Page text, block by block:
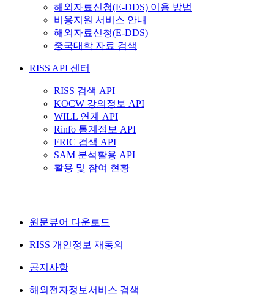
해외자료신청(E-DDS) 이용 방법
비용지원 서비스 안내
해외자료신청(E-DDS)
중국대학 자료 검색
RISS API 센터
RISS 검색 API
KOCW 강의정보 API
WILL 연계 API
Rinfo 통계정보 API
FRIC 검색 API
SAM 분석활용 API
활용 및 참여 현황
원문뷰어 다운로드
RISS 개인정보 재동의
공지사항
해외전자정보서비스 검색